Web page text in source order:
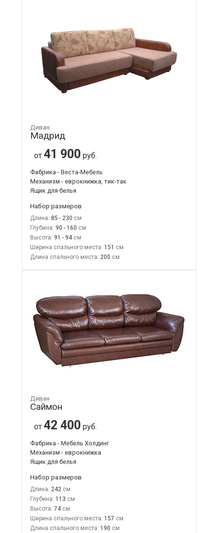
Диван
Мадрид
от 41 900 руб.
Фабрика - Веста-Мебель
Механизм - еврокнижка, тик-так
Ящик для белья
Набор размеров
Длина: 85 - 230
Глубина: 90 - 160
Высота: 91 - 94
Ширина спального места: 151
Длина спального места: 200
Диван
Саймон
от 42 400 руб.
Фабрика - Мебель Холдинг
Механизм - еврокнижка
Ящик для белья
Набор размеров
Длина: 242
Глубина: 113
Высота: 74
Ширина спального места: 157
Длина спального места: 190